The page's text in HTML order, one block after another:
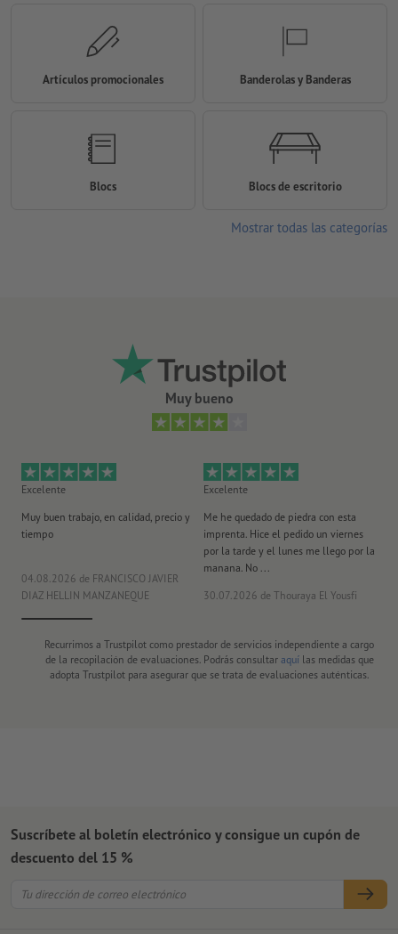
Muy bueno
Excelente
Muy buen trabajo, en calidad, precio y
tiempo
04.08.2026 de FRANCISCO JAVIER
DIAZ HELLIN MANZANEQUE
Excelente
Me he quedado de piedra con esta
imprenta. Hice el pedido un viernes
por la tarde y el lunes me llego por la
manana. No ...
30.07.2026 de Thouraya El Yousfi
Recurrimos a Trustpilot como prestador de servicios independiente a cargo
de la recopilación de evaluaciones. Podrás consultar aquílas medidas que
adopta Trustpilot para asegurar que se trata de evaluaciones auténticas.
Artículos promocionales Banderolas y Banderas
Blocs Blocs de escritorio
Mostrar todas las categorías
Suscríbete al boletín electrónico y consigue un cupón de
descuento del 15 %